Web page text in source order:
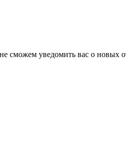
сможем уведомить вас о новых